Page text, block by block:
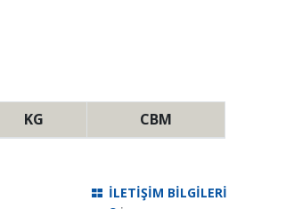
KG CBM
İLETİŞİM BİLGİLERİ